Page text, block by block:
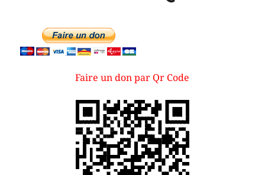
Faire un don par Qr Code